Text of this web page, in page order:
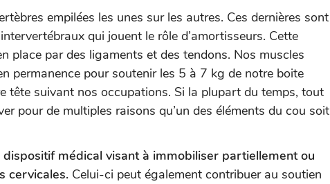
empilées les unes sur les autres. Ces dernières sont
qui jouent le rôle d’amortisseurs. Cette
place par des ligaments et des tendons. Nos muscles
permanence pour soutenir les 5 à 7 kg de notre boite
tête suivant nos occupations. Si la plupart du temps, tout
pour de multiples raisons qu’un des éléments du cou soit
médical visant à immobiliser partiellement ou
cervicales. Celui-ci peut également contribuer au soutien